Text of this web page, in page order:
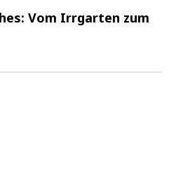
Vom Irrgarten zum